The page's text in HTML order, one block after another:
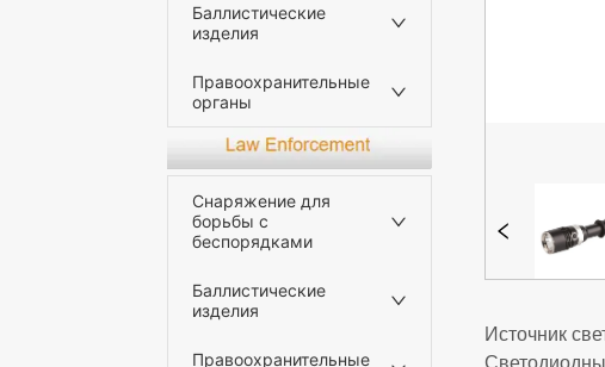
Баллистические
изделия
Правоохранительные
органы
Снаряжение для
борьбы с
беспорядками
Баллистические
изделия
Правоохранительные